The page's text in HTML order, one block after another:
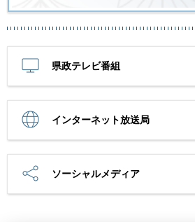
県政テレビ番組
インターネット放送局
ソーシャルメディア